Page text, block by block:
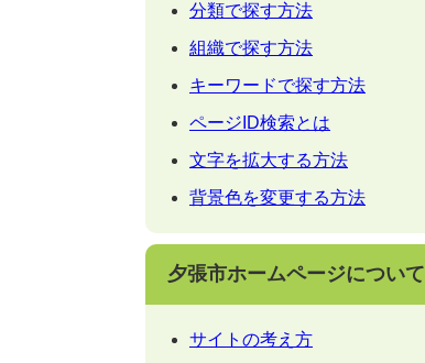
分類で探す方法
組織で探す方法
キーワードで探す方法
ページID検索とは
文字を拡大する方法
背景色を変更する方法
夕張市ホームページについて
サイトの考え方